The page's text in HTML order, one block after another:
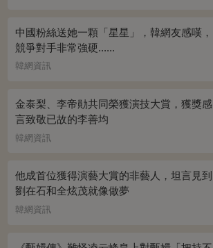
中國粉絲送她一顆「星星」，韓網友感嘆，
競爭對手非常強硬......
韓網資訊
金泰梨、李帝勛共同榮獲演技大賞，獲獎感
言致敬已故的李善均
韓網資訊
他成首位獲得演藝大賞的非藝人，坦言見到
劉在石和全炫茂就像做夢
韓網資訊